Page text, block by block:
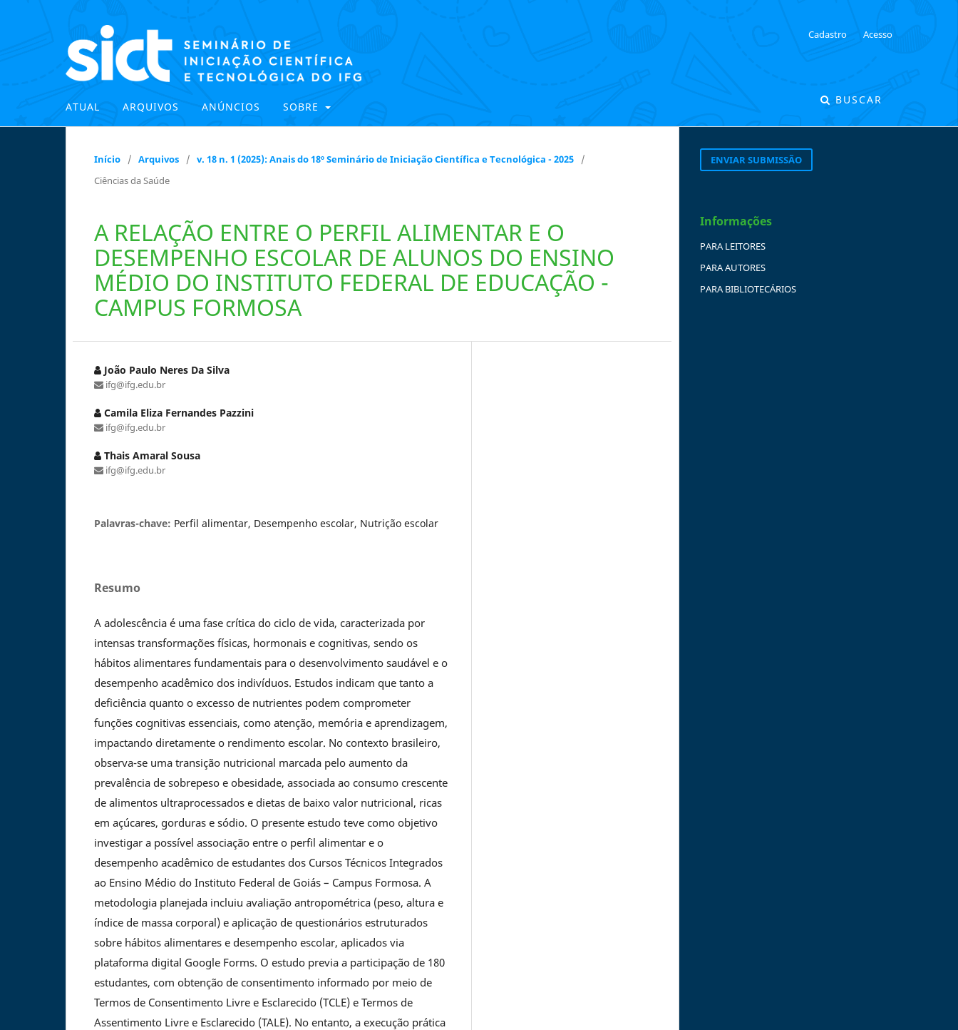
ATUAL ARQUIVOS ANÚNCIOS SOBRE
BUSCAR
Cadastro Acesso
Início / Arquivos / v. 18 n. 1 (2025): Anais do 18º Seminário de Iniciação Científica e Tecnológica - 2025
/
Ciências da Saúde
A RELAÇÃO ENTRE O PERFIL ALIMENTAR E O
DESEMPENHO ESCOLAR DE ALUNOS DO ENSINO
MÉDIO DO INSTITUTO FEDERAL DE EDUCAÇÃO -
CAMPUS FORMOSA
João Paulo Neres Da Silva
ifg@ifg.edu.br
Camila Eliza Fernandes Pazzini
ifg@ifg.edu.br
Thais Amaral Sousa
ifg@ifg.edu.br
Palavras-chave: Perfil alimentar, Desempenho escolar, Nutrição escolar
Resumo
A adolescência é uma fase crítica do ciclo de vida, caracterizada por
intensas transformações físicas, hormonais e cognitivas, sendo os
hábitos alimentares fundamentais para o desenvolvimento saudável e o
desempenho acadêmico dos indivíduos. Estudos indicam que tanto a
deficiência quanto o excesso de nutrientes podem comprometer
funções cognitivas essenciais, como atenção, memória e aprendizagem,
impactando diretamente o rendimento escolar. No contexto brasileiro,
observa-se uma transição nutricional marcada pelo aumento da
prevalência de sobrepeso e obesidade, associada ao consumo crescente
de alimentos ultraprocessados e dietas de baixo valor nutricional, ricas
em açúcares, gorduras e sódio. O presente estudo teve como objetivo
investigar a possível associação entre o perfil alimentar e o
desempenho acadêmico de estudantes dos Cursos Técnicos Integrados
ao Ensino Médio do Instituto Federal de Goiás – Campus Formosa. A
metodologia planejada incluiu avaliação antropométrica (peso, altura e
índice de massa corporal) e aplicação de questionários estruturados
sobre hábitos alimentares e desempenho escolar, aplicados via
plataforma digital Google Forms. O estudo previa a participação de 180
estudantes, com obtenção de consentimento informado por meio de
Termos de Consentimento Livre e Esclarecido (TCLE) e Termos de
Assentimento Livre e Esclarecido (TALE). No entanto, a execução prática
ENVIAR SUBMISSÃO
Informações
PARA LEITORES
PARA AUTORES
PARA BIBLIOTECÁRIOS